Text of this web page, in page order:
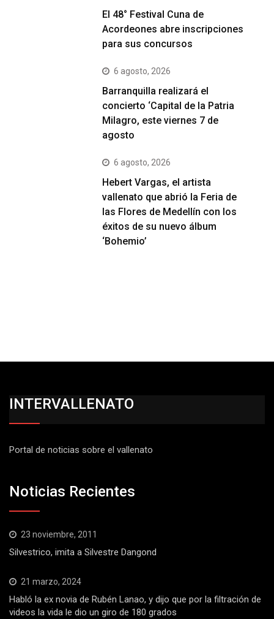
El 48° Festival Cuna de
Acordeones abre inscripciones
para sus concursos
6 agosto, 2026
Barranquilla realizará el
concierto ‘Capital de la Patria
Milagro, este viernes 7 de
agosto
6 agosto, 2026
Hebert Vargas, el artista
vallenato que abrió la Feria de
las Flores de Medellín con los
éxitos de su nuevo álbum
‘Bohemio’
INTERVALLENATO
Portal de noticias sobre el vallenato
Noticias Recientes
23 noviembre, 2011
Silvestrico, imita a Silvestre Dangond
21 marzo, 2024
Habló la ex novia de Rubén Lanao, y dijo que por la filtración de
videos la vida le dio un giro de 180 grados